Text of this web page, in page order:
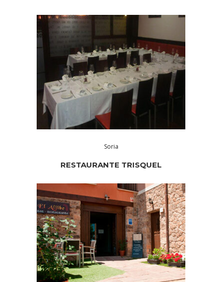
Soria
RESTAURANTE TRISQUEL